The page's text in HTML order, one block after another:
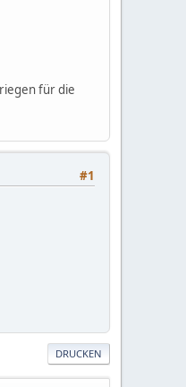
für die
#1
DRUCKEN